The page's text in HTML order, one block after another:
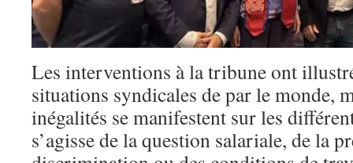
Les interventions à la tribune ont
situations syndicales de par le monde,
inégalités se manifestent sur les
s’agisse de la question salariale, de la